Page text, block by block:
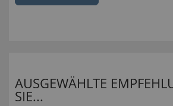
AUSGEWÄHLTE
SIE...